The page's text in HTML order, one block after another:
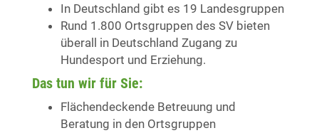
In Deutschland gibt es 19 Landesgruppen
Rund 1.800 Ortsgruppen des SV bieten
überall in Deutschland Zugang zu
Hundesport und Erziehung.
Das tun wir für Sie:
Flächendeckende Betreuung und
Beratung in den Ortsgruppen